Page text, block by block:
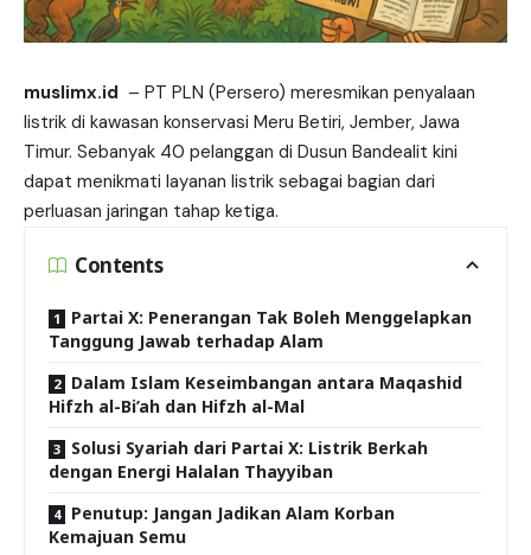
muslimx.id – PT PLN (Persero) meresmikan penyalaan
listrik di kawasan konservasi Meru Betiri, Jember, Jawa
Timur. Sebanyak 40 pelanggan di Dusun Bandealit kini
dapat menikmati layanan listrik sebagai bagian dari
perluasan jaringan tahap ketiga.
Contents
Partai X: Penerangan Tak Boleh Menggelapkan
Tanggung Jawab terhadap Alam
Dalam Islam Keseimbangan antara Maqashid
Hifzh al-Bi’ah dan Hifzh al-Mal
Solusi Syariah dari Partai X: Listrik Berkah
dengan Energi Halalan Thayyiban
Penutup: Jangan Jadikan Alam Korban
Kemajuan Semu